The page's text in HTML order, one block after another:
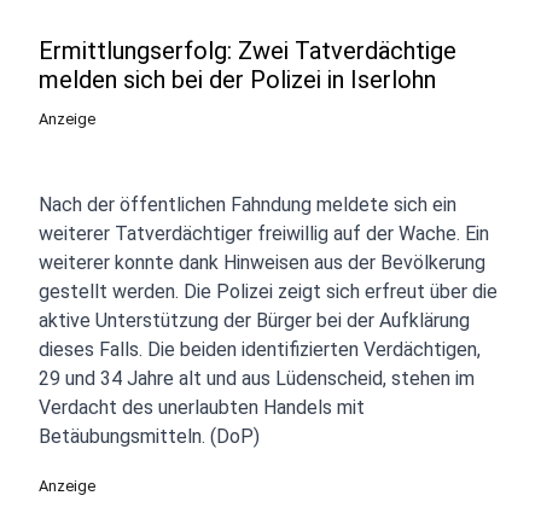
Ermittlungserfolg: Zwei Tatverdächtige
melden sich bei der Polizei in Iserlohn
Anzeige
Nach der öffentlichen Fahndung meldete sich ein
weiterer Tatverdächtiger freiwillig auf der Wache. Ein
weiterer konnte dank Hinweisen aus der Bevölkerung
gestellt werden. Die Polizei zeigt sich erfreut über die
aktive Unterstützung der Bürger bei der Aufklärung
dieses Falls. Die beiden identifizierten Verdächtigen,
29 und 34 Jahre alt und aus Lüdenscheid, stehen im
Verdacht des unerlaubten Handels mit
Betäubungsmitteln. (DoP)
Anzeige